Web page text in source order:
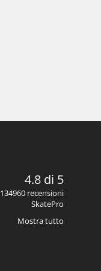
4.8 di 5
134960 recensioni
SkatePro
Mostra tutto